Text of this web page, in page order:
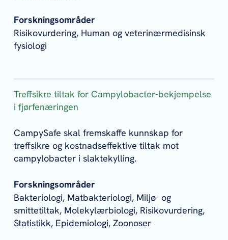
Forskningsområder
Risikovurdering, Human og veterinærmedisinsk
fysiologi
Treffsikre tiltak for Campylobacter-bekjempelse
i fjørfenæringen
CampySafe skal fremskaffe kunnskap for
treffsikre og kostnadseffektive tiltak mot
campylobacter i slaktekylling.
Forskningsområder
Bakteriologi, Matbakteriologi, Miljø- og
smittetiltak, Molekylærbiologi, Risikovurdering,
Statistikk, Epidemiologi, Zoonoser